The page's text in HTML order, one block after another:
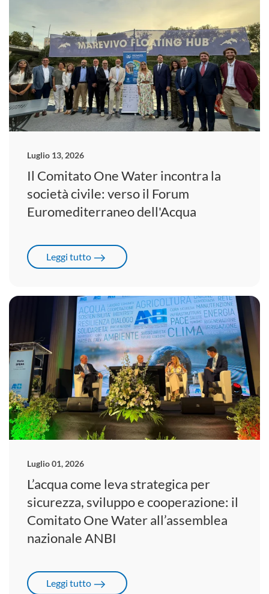
Luglio 13, 2026
Il Comitato One Water incontra la
società civile: verso il Forum
Euromediterraneo dell'Acqua
Leggi tutto
Luglio 01, 2026
L’acqua come leva strategica per
sicurezza, sviluppo e cooperazione: il
Comitato One Water all’assemblea
nazionale ANBI
Leggi tutto